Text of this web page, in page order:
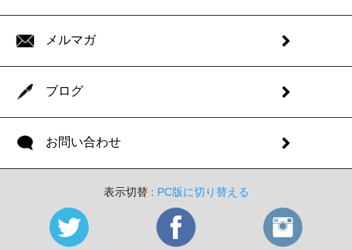
メルマガ
ブログ
お問い合わせ
表示切替 : PC版に切り替える